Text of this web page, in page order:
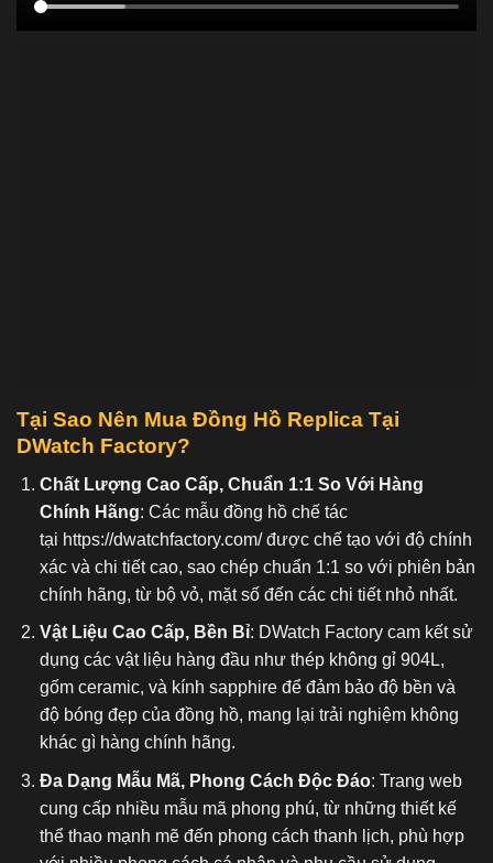
Tại Sao Nên Mua Đồng Hồ Replica Tại
DWatch Factory?
Chất Lượng Cao Cấp, Chuẩn 1:1 So Với Hàng
Chính Hãng: Các mẫu đồng hồ chế tác
tại https://dwatchfactory.com/được chế tạo với độ chính
xác và chi tiết cao, sao chép chuẩn 1:1 so với phiên bản
chính hãng, từ bộ vỏ, mặt số đến các chi tiết nhỏ nhất.
Vật Liệu Cao Cấp, Bền Bỉ: DWatch Factory cam kết sử
dụng các vật liệu hàng đầu như thép không gỉ 904L,
gốm ceramic, và kính sapphire để đảm bảo độ bền và
độ bóng đẹp của đồng hồ, mang lại trải nghiệm không
khác gì hàng chính hãng.
Đa Dạng Mẫu Mã, Phong Cách Độc Đáo: Trang web
cung cấp nhiều mẫu mã phong phú, từ những thiết kế
thể thao mạnh mẽ đến phong cách thanh lịch, phù hợp